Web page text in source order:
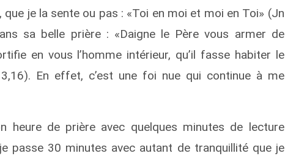
je la sente ou pas : «Toi en moi et moi en Toi» (Jn
sa belle prière : «Daigne le Père vous armer de
en vous l’homme intérieur, qu’il fasse habiter le
En effet, c’est une foi nue qui continue à me
heure de prière avec quelques minutes de lecture
passe 30 minutes avec autant de tranquillité que je